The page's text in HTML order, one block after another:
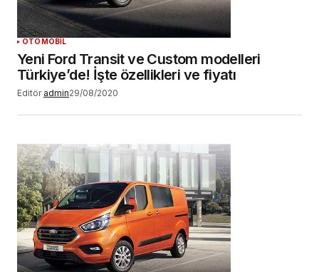
OTOMOBİL
Yeni Ford Transit ve Custom modelleri
Türkiye’de! İşte özellikleri ve fiyatı
Editör admin29/08/2020